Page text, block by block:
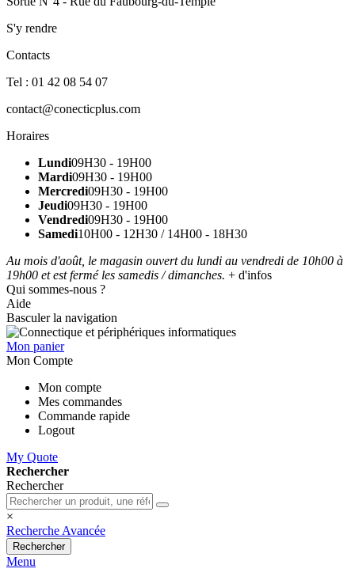
S'y rendre
Contacts
Tel : 01 42 08 54 07
contact@conecticplus.com
Horaires
Lundi09H30 - 19H00
Mardi09H30 - 19H00
Mercredi09H30 - 19H00
Jeudi09H30 - 19H00
Vendredi09H30 - 19H00
Samedi10H00 - 12H30 / 14H00 - 18H30
Au mois d'août, le magasin ouvert du lundi au vendredi de 10h00 à
19h00 et est fermé les samedis / dimanches. + d'infos
Qui sommes-nous ?
Aide
Basculer la navigation
Mon panier
Mon Compte
Mon compte
Mes commandes
Commande rapide
Logout
My Quote
Rechercher
Rechercher
×
Recherche Avancée
Rechercher
Menu